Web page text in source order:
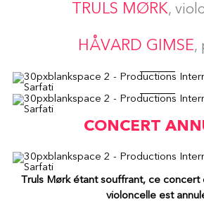
TRULS MØRK,
HÅVARD GIMSE,
CONCERT
Truls Mørk étant souffrant, ce concert
violoncelle est